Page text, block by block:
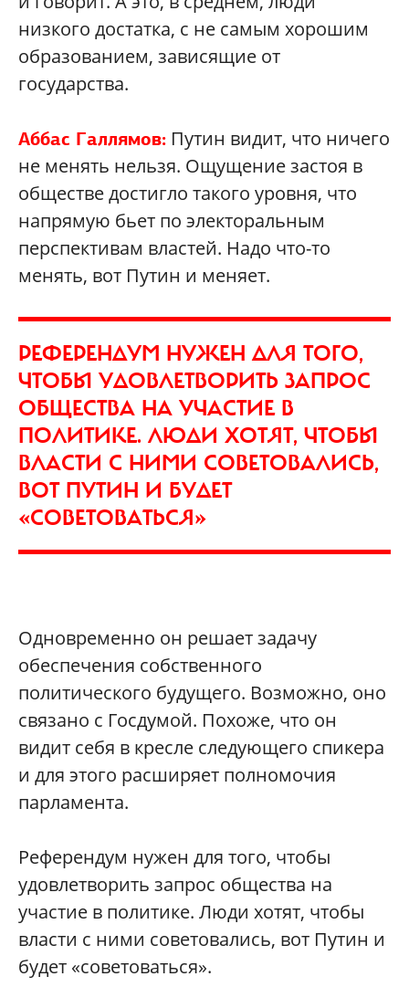
низкого достатка, с не самым хорошим
образованием, зависящие от
государства.
Аббас Галлямов: Путин видит, что ничего
не менять нельзя. Ощущение застоя в
обществе достигло такого уровня, что
напрямую бьет по электоральным
перспективам властей. Надо что-то
менять, вот Путин и меняет.
РЕФЕРЕНДУМ НУЖЕН ДЛЯ ТОГО,
ЧТОБЫ УДОВЛЕТВОРИТЬ ЗАПРОС
ОБЩЕСТВА НА УЧАСТИЕ В
ПОЛИТИКЕ. ЛЮДИ ХОТЯТ, ЧТОБЫ
ВЛАСТИ С НИМИ СОВЕТОВАЛИСЬ,
ВОТ ПУТИН И БУДЕТ
«СОВЕТОВАТЬСЯ»
Одновременно он решает задачу
обеспечения собственного
политического будущего. Возможно, оно
связано с Госдумой. Похоже, что он
видит себя в кресле следующего спикера
и для этого расширяет полномочия
парламента.
Референдум нужен для того, чтобы
удовлетворить запрос общества на
участие в политике. Люди хотят, чтобы
власти с ними советовались, вот Путин и
будет «советоваться».